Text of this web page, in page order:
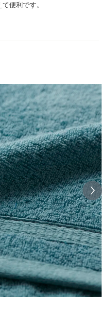
便利です。